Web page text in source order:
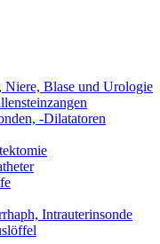
Niere, Blase und Urologie
-Dilatatoren
Intrauterinsonde